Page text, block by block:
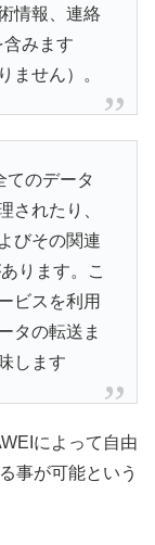
情報、連絡
みます
ません）。
てのデータ
されたり、
びその関連
ります。こ
ビスを利用
タの転送ま
します
によって自由
事が可能という